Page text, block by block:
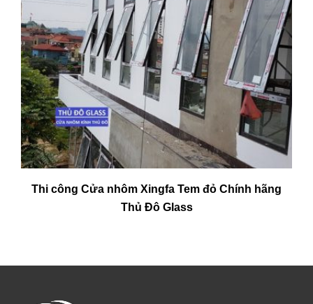
Thi công Cửa nhôm Xingfa Tem đỏ Chính hãng
Thủ Đô Glass